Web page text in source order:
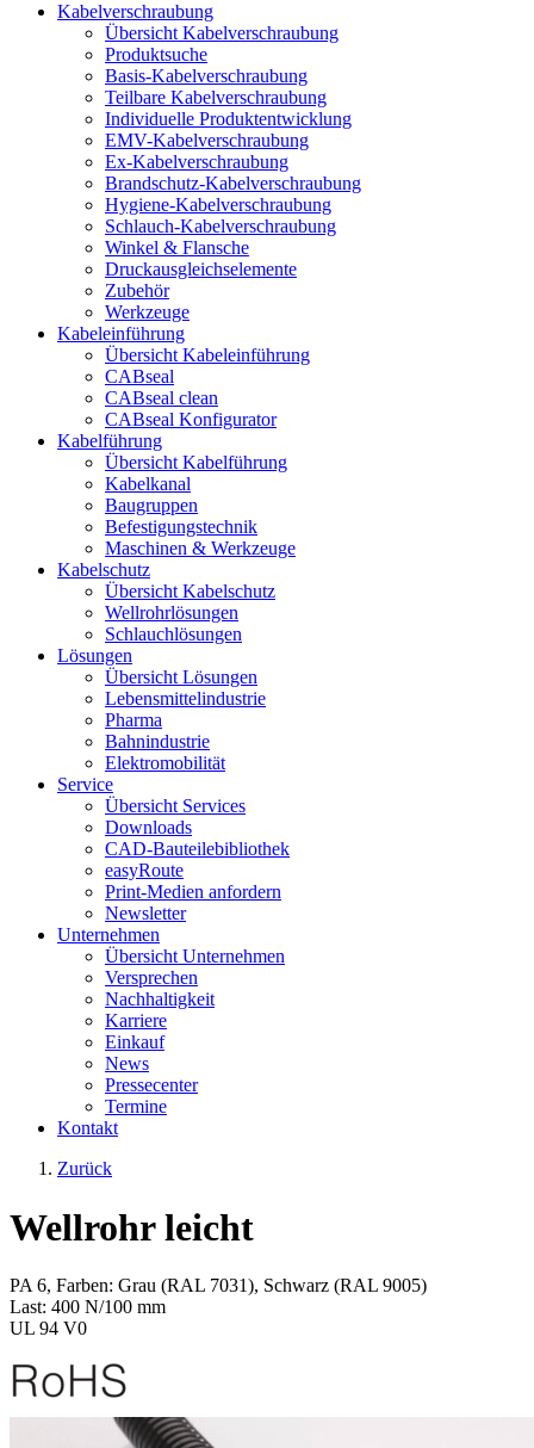
Kabelverschraubung
Übersicht Kabelverschraubung
Produktsuche
Basis-Kabelverschraubung
Teilbare Kabelverschraubung
Individuelle Produktentwicklung
EMV-Kabelverschraubung
Ex-Kabelverschraubung
Brandschutz-Kabelverschraubung
Hygiene-Kabelverschraubung
Schlauch-Kabelverschraubung
Winkel & Flansche
Druckausgleichselemente
Zubehör
Werkzeuge
Kabeleinführung
Übersicht Kabeleinführung
CABseal
CABseal clean
CABseal Konfigurator
Kabelführung
Übersicht Kabelführung
Kabelkanal
Baugruppen
Befestigungstechnik
Maschinen & Werkzeuge
Kabelschutz
Übersicht Kabelschutz
Wellrohrlösungen
Schlauchlösungen
Lösungen
Übersicht Lösungen
Lebensmittelindustrie
Pharma
Bahnindustrie
Elektromobilität
Service
Übersicht Services
Downloads
CAD-Bauteilebibliothek
easyRoute
Print-Medien anfordern
Newsletter
Unternehmen
Übersicht Unternehmen
Versprechen
Nachhaltigkeit
Karriere
Einkauf
News
Pressecenter
Termine
Kontakt
Zurück
Wellrohr leicht
PA 6, Farben: Grau (RAL 7031), Schwarz (RAL 9005)
Last: 400 N/100 mm
UL 94 V0